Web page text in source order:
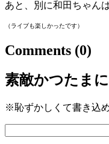
あと、別に和田ちゃん
（ライブも楽しかったです）
Comments (0)
素敵かつたま
※恥ずかしくて書き込